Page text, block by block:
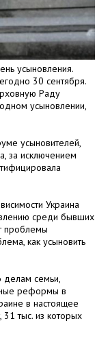
усыновления.
30 сентября.
Раду
усыновлении,
усыновителей,
за исключением
Украина
среди бывших
проблемы
как усыновить
делам семьи,
реформы в
в настоящее
31 тыс. из которых